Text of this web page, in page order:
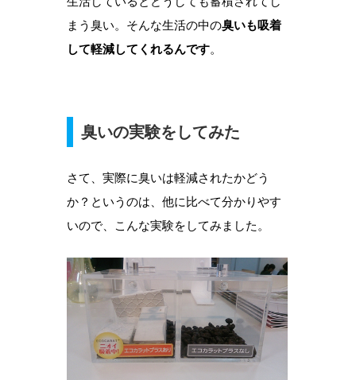
まう臭い。そんな生活の中の臭いも吸着
して軽減してくれるんです。
臭いの実験をしてみた
さて、実際に臭いは軽減されたかどう
か？というのは、他に比べて分かりやす
いので、こんな実験をしてみました。